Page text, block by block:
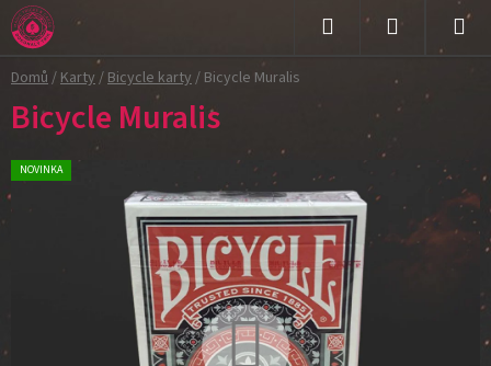
Přejít
na
obsah
NÁKUPNÍ
KOŠÍK
Domů/Karty/Bicycle karty/ Bicycle Muralis
Bicycle Muralis
NOVINKA